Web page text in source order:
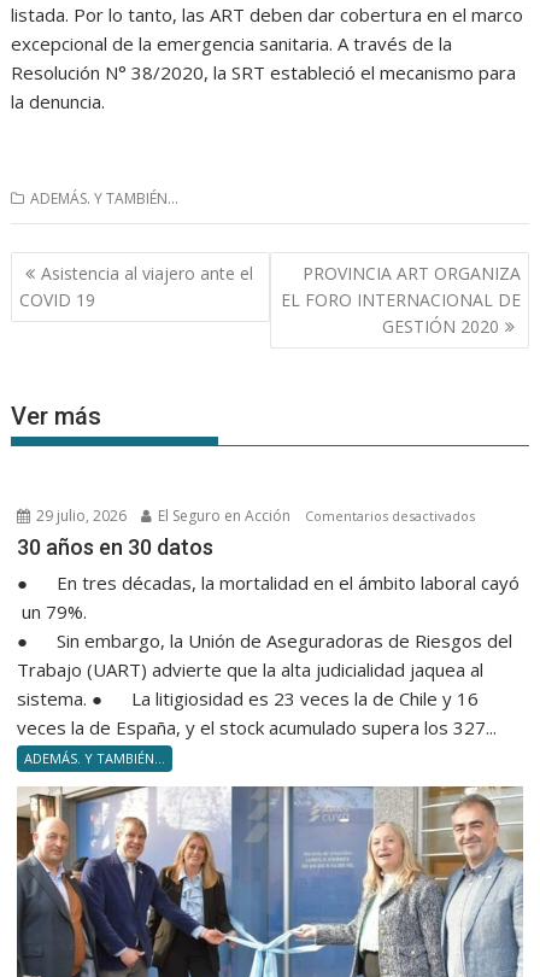
listada. Por lo tanto, las ART deben dar cobertura en el marco
excepcional de la emergencia sanitaria. A través de la
Resolución N° 38/2020, la SRT estableció el mecanismo para
la denuncia.
ADEMÁS. Y TAMBIÉN...
Navegación
de
entradas
Asistencia al viajero ante el
COVID 19
PROVINCIA ART ORGANIZA
EL FORO INTERNACIONAL DE
GESTIÓN 2020
Ver más
29 julio, 2026 El Seguro en Acción Comentarios desactivadosen
30 años en 30 datos
● En tres décadas, la mortalidad en el ámbito laboral cayó
un 79%.
● Sin embargo, la Unión de Aseguradoras de Riesgos del
Trabajo (UART) advierte que la alta judicialidad jaquea al
sistema. ● La litigiosidad es 23 veces la de Chile y 16
veces la de España, y el stock acumulado supera los 327...
ADEMÁS. Y TAMBIÉN...